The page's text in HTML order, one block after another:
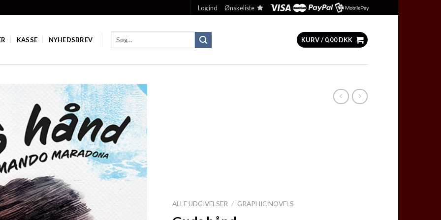
Log ind Ønskeliste
KASSE NYHEDSBREV KURV / 0,00DKK
Add to
Wishlist
ALLE UDGIVELSER / GRAPHIC NOVELS